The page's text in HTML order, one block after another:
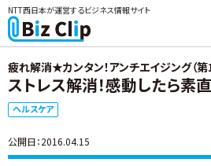
NTT西日本が運営するビジネス情報サイト
疲れ解消★カンタン！アンチエイジング（第
ストレス解消！感動したら素
ヘルスケア
公開日：2016.04.15